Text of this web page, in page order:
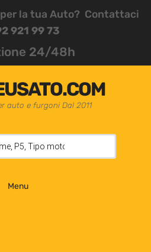
la tua Auto? Contattaci
921 99 73
24/48h
auto e furgoni Dal 2011
Menu